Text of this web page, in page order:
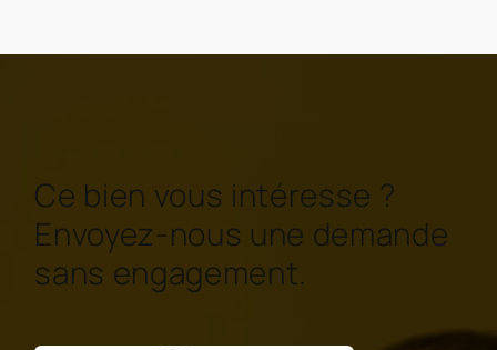
Ce bien vous intéresse ?
Envoyez-nous une demande
sans engagement.